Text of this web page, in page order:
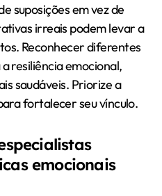
suposições em vez de
irreais podem levar a
Reconhecer diferentes
resiliência emocional,
saudáveis. Priorize a
fortalecer seu vínculo.
emocionais